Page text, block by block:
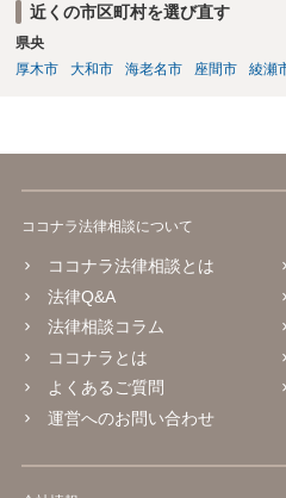
近くの市区町村を選び直す
県央
厚木市
大和市 海老名市 座間市 綾瀬
ココナラ法律相談について
ココナラ法律相談とは
法律Q&A
法律相談コラム
ココナラとは
よくあるご質問
運営へのお問い合わせ